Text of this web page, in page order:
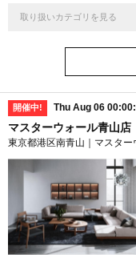
取り扱いカテゴリを見る
開催中! Thu Aug 06
マスターウォール青山
東京都港区南青山｜マスター